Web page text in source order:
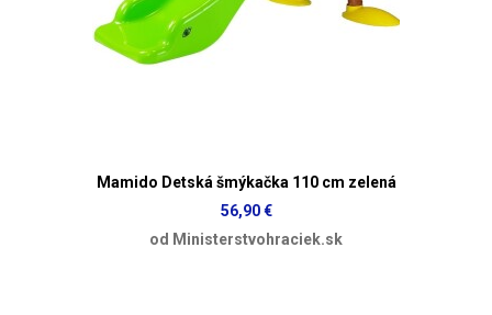
Mamido Detská šmýkačka 110 cm zelená
56,90 €
od Ministerstvohraciek.sk